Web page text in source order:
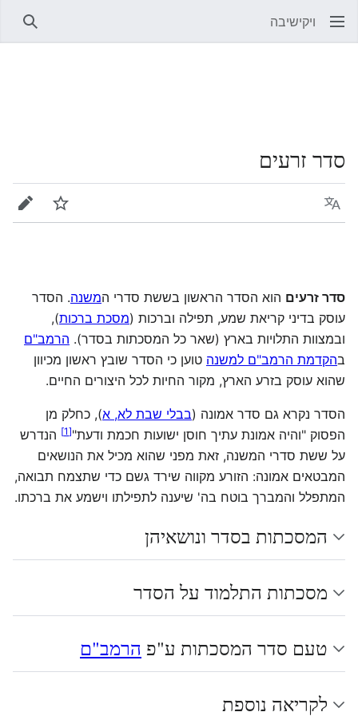
ויקישיבה
סדר זרעים
שפה מעקב
סדר זרעים הוא הסדר הראשון בששת סדרי המשנה. הסדר
עוסק בדיני קריאת שמע, תפילה וברכות (מסכת ברכות),
ובמצוות התלויות בארץ (שאר כל המסכתות בסדר). הרמב"ם
בהקדמת הרמב"ם למשנה טוען כי הסדר שובץ ראשון מכיוון
שהוא עוסק בזרע הארץ, מקור החיות לכל היצורים החיים.
הסדר נקרא גם סדר אמונה (בבלי שבת לא, א), כחלק מן
הפסוק "והיה אמונת עתיך חוסן ישועות חכמת ודעת"[
1
] הנדרש
על ששת סדרי המשנה, זאת מפני שהוא מכיל את הנושאים
המבטאים אמונה: הזורע מקווה שירד גשם כדי שתצמח תבואה,
המתפלל והמברך בוטח בה' שיענה לתפילתו וישמע את ברכתו.
המסכתות בסדר ונושאיהן
מסכתות התלמוד על הסדר
טעם סדר המסכתות ע"פ הרמב"ם
לקריאה נוספת